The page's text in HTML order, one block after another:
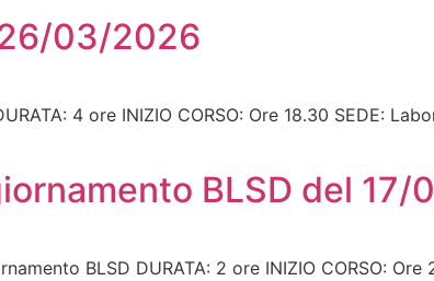
03/2026
4 ore INIZIO CORSO: Ore 18.30 SEDE:
BLSD del 17/
BLSD DURATA: 2 ore INIZIO CORSO: